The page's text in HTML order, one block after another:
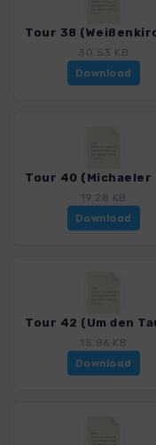
30.53 KB
Download
19.28 KB
Download
15.86 KB
Download